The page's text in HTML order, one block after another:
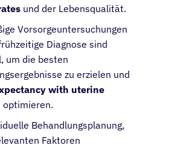
und der Lebensqualität.
Vorsorgeuntersuchungen
Diagnose sind
um die besten
zu erzielen und
with uterine
Behandlungsplanung,
Faktoren